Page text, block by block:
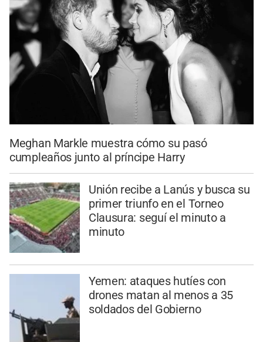
Meghan Markle muestra cómo su pasó
cumpleaños junto al príncipe Harry
Unión recibe a Lanús y busca su
primer triunfo en el Torneo
Clausura: seguí el minuto a
minuto
Yemen: ataques hutíes con
drones matan al menos a 35
soldados del Gobierno